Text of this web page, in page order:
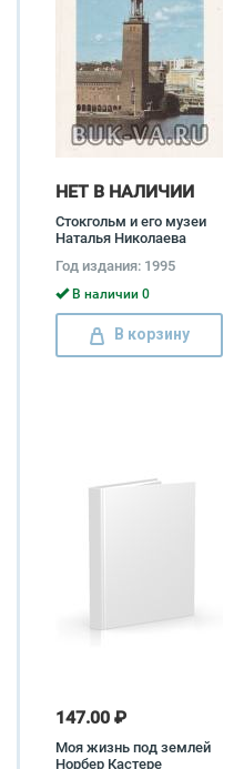
НЕТ В НАЛИЧИИ
Стокгольм и его музеи
Наталья Николаева
Год издания: 1995
В наличии 0
В корзину
147.00 ₽
Моя жизнь под землей
Норбер Кастере